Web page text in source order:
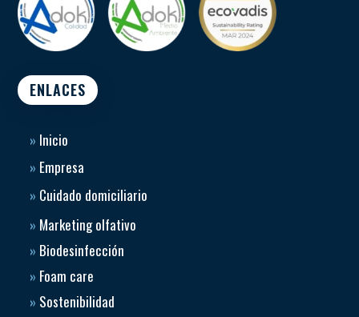
ENLACES
» Inicio
» Empresa
» Cuidado domiciliario
» Marketing olfativo
» Biodesinfección
» Foam care
» Sostenibilidad